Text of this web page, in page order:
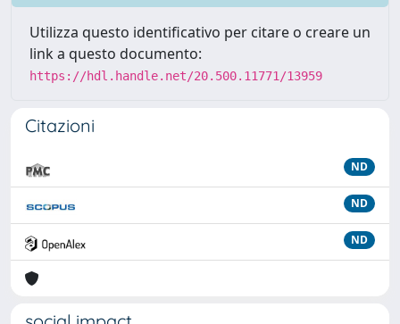
Utilizza questo identificativo per citare o creare un
link a questo documento:
https://hdl.handle.net/20.500.11771/13959
Citazioni
ND
ND
ND